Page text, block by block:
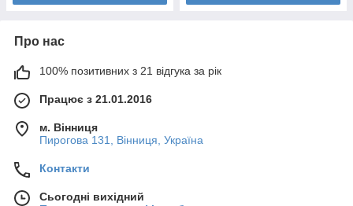
Про нас
100% позитивних з 21 відгука за рік
Працює з 21.01.2016
м. Вінниця
Пирогова 131, Вінниця, Україна
Контакти
Сьогодні вихідний